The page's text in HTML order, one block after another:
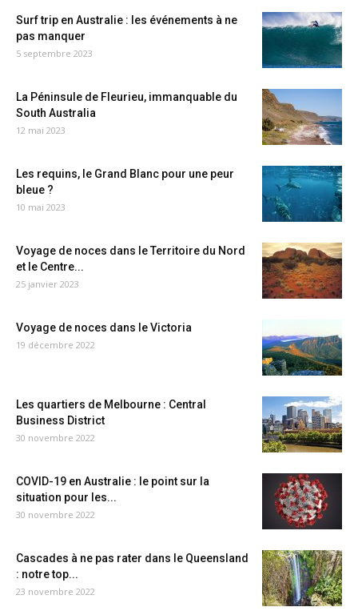
Surf trip en Australie : les événements à ne
pas manquer
5 septembre 2023
La Péninsule de Fleurieu, immanquable du
South Australia
12 mai 2023
Les requins, le Grand Blanc pour une peur
bleue ?
10 mai 2023
Voyage de noces dans le Territoire du Nord
et le Centre...
25 janvier 2023
Voyage de noces dans le Victoria
19 décembre 2022
Les quartiers de Melbourne : Central
Business District
30 novembre 2022
COVID-19 en Australie : le point sur la
situation pour les...
30 novembre 2022
Cascades à ne pas rater dans le Queensland
: notre top...
23 novembre 2022